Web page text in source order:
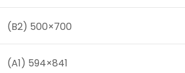
(B2) 500×700
(A1) 594×841